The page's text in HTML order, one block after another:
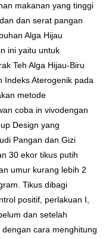
makanan yang tinggi
dan serat pangan
Alga Hijau
ini yaitu untuk
Teh Alga Hijau-Biru
Indeks Aterogenik pada
metode
coba in vivodengan
Design yang
Pangan dan Gizi
30 ekor tikus putih
umur kurang lebih 2
Tikus dibagi
positif, perlakuan I,
dan setelah
cara menghitung